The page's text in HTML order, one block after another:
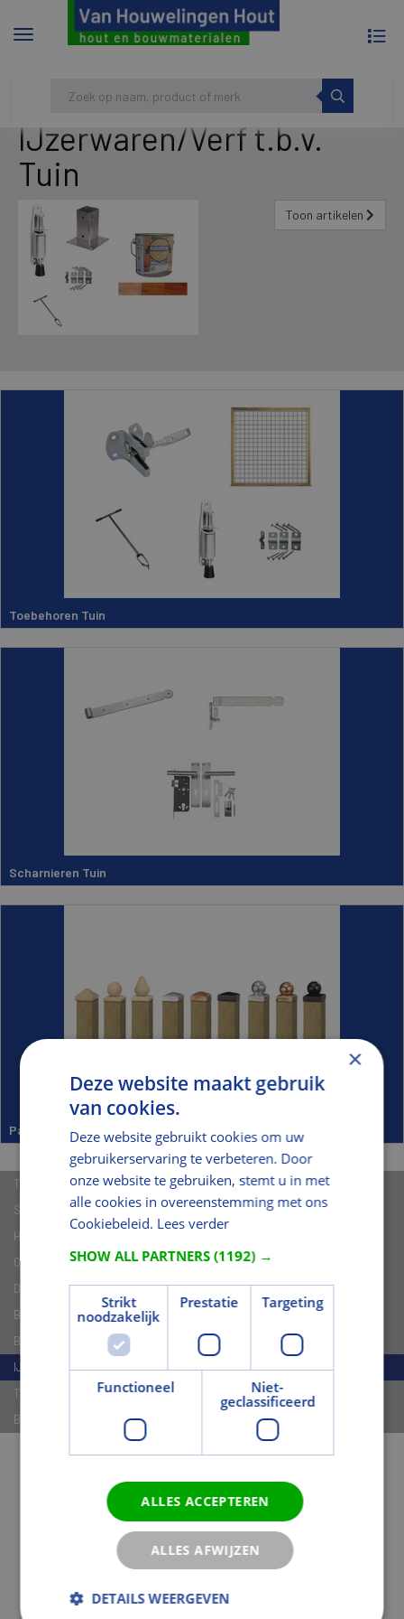
Menu
IJzerwaren/Verf t.b.v.
Tuin
Toon artikelen
Toebehoren Tuin
Scharnieren Tuin
Paalhouders Tuin
Tuinhout
Schuttingen en Deuren
Hekwerken
Overkappingen en Tuinhuisjes
Dakbedekking en HWA
Bestrating
Beton materialen
IJzerwaren/Verf t.b.v. Tuin
Tafels en Meubelen
Beschoeiing
×
Deze website maakt gebruik
van cookies.
Deze website gebruikt cookies om uw
gebruikerservaring te verbeteren. Door
onze website te gebruiken, stemt u in met
alle cookies in overeenstemming met ons
Cookiebeleid. Lees verder
SHOW ALL PARTNERS(1192) →
Strikt
noodzakelijk
Prestatie Targeting
Functioneel
Niet-
geclassificeerd
ALLES ACCEPTEREN
ALLES AFWIJZEN
DETAILS WEERGEVEN